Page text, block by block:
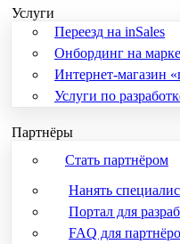
Услуги
Переезд на inSales
Онбординг на
Интернет-магазин
Услуги по
Партнёры
Стать партнёром
Нанять
Портал для
FAQ для